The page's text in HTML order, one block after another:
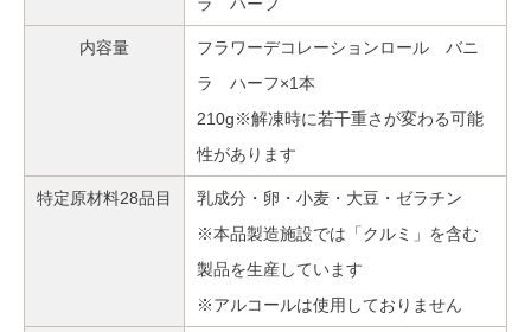
内容量
フラワーデコレーションロール バニ
ラ ハーフ×1本
210g※解凍時に若干重さが変わる可能
性があります
特定原材料28品目
乳成分・卵・小麦・大豆・ゼラチン
※本品製造施設では「クルミ」を含む
製品を生産しています
※アルコールは使用しておりません